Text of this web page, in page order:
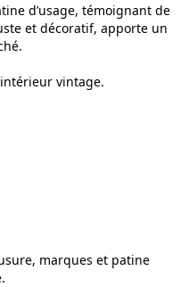
d’usage, témoignant de
et décoratif, apporte un
vintage.
marques et patine